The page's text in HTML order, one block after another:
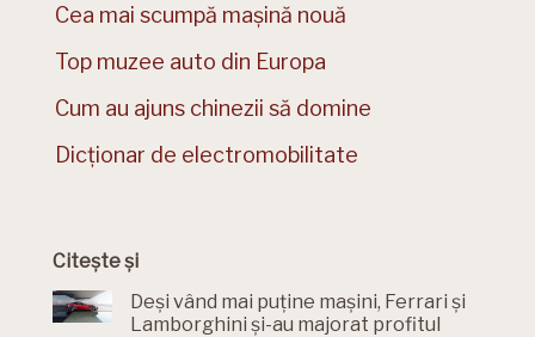
Cea mai scumpă mașină nouă
Top muzee auto din Europa
Cum au ajuns chinezii să domine
Dicționar de electromobilitate
Citește și
Deși vând mai puține mașini, Ferrari și
Lamborghini și-au majorat profitul